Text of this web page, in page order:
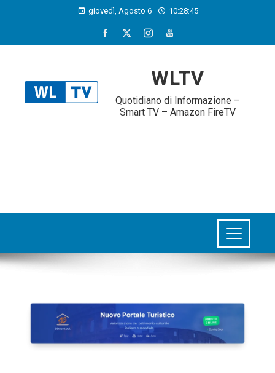
giovedì, Agosto 6 10:28:46
WLTV
Quotidiano di Informazione –
Smart TV – Amazon FireTV